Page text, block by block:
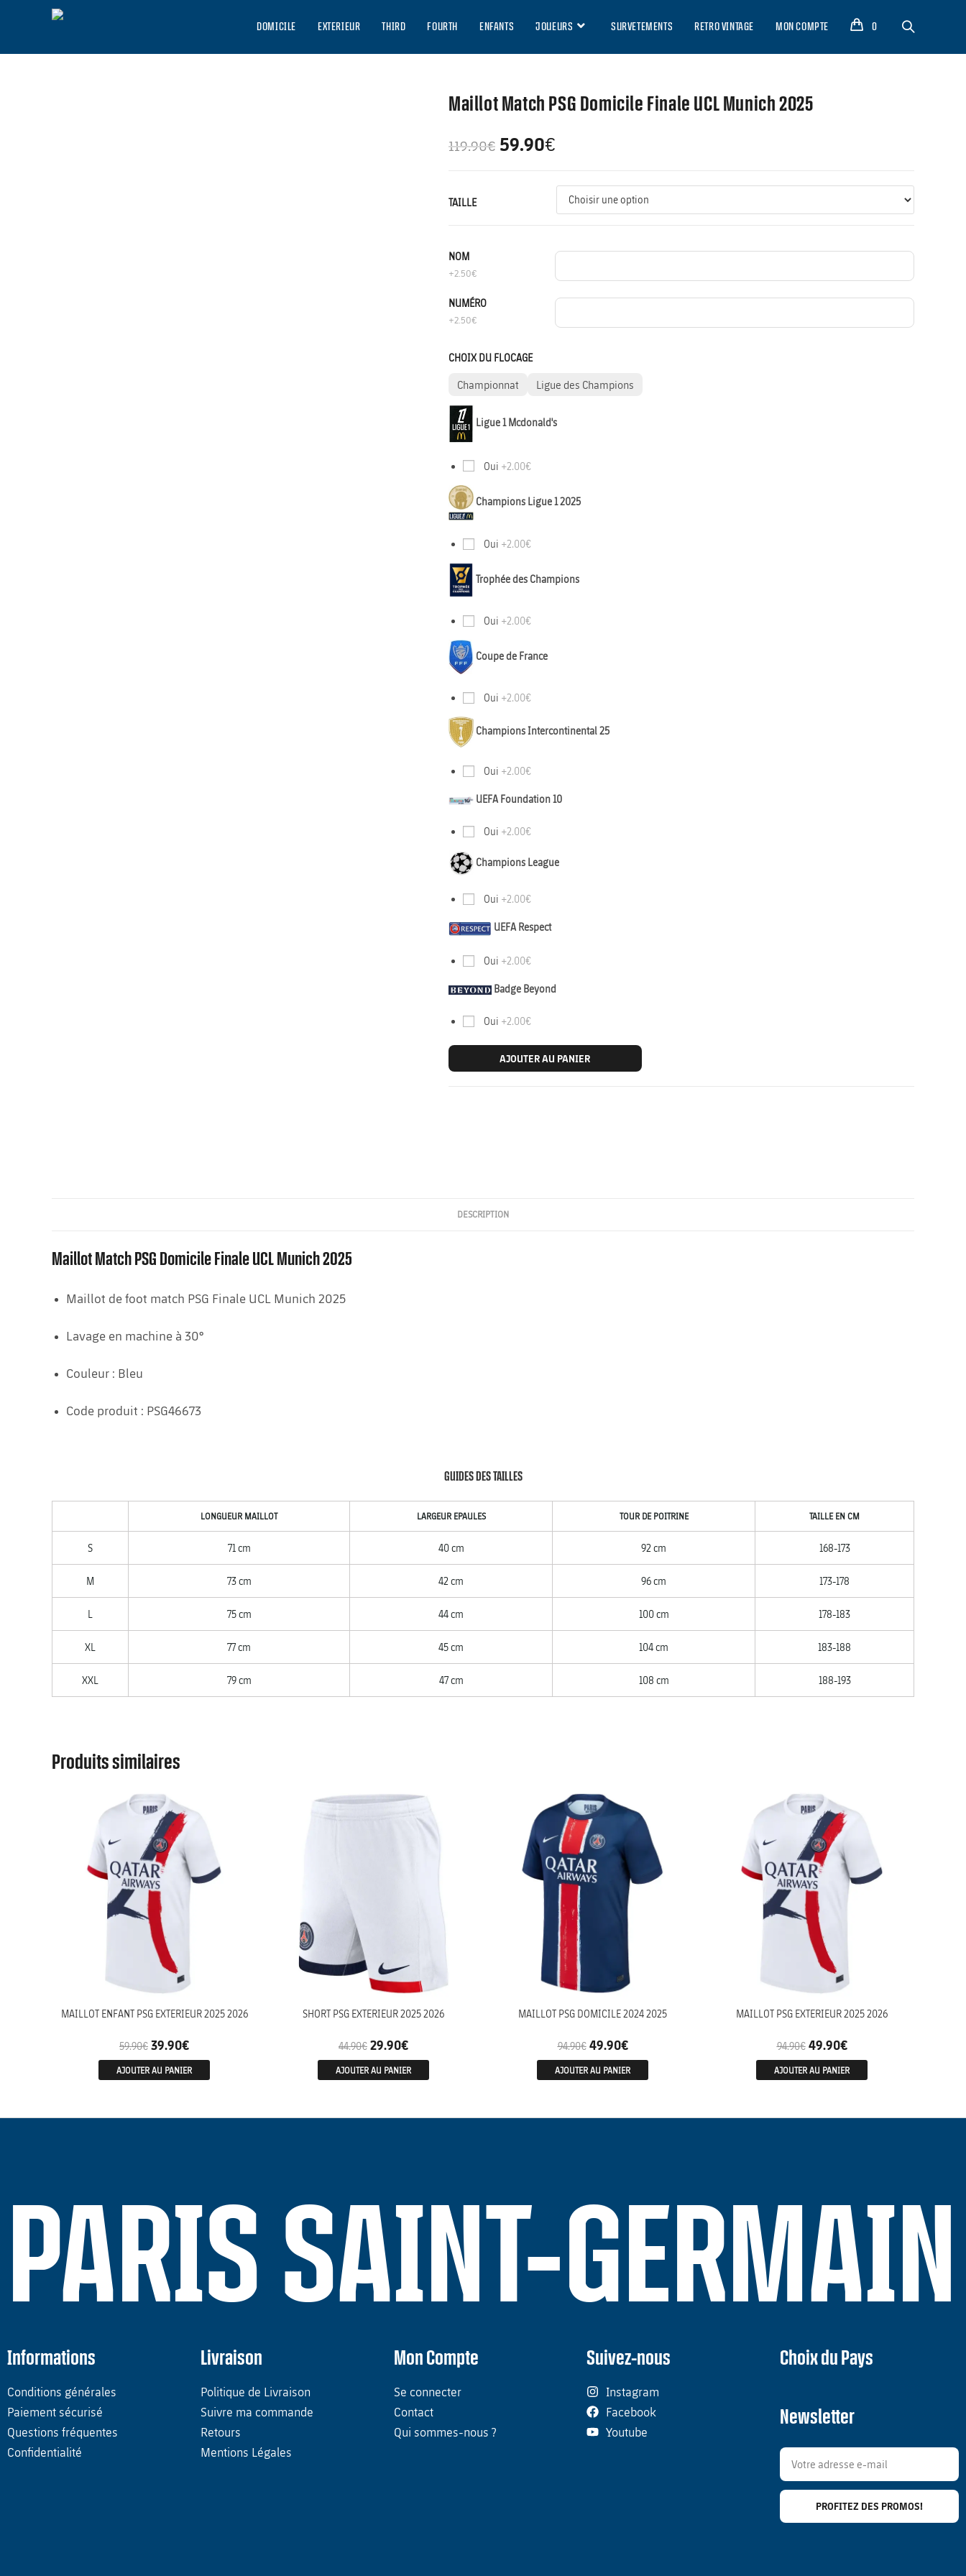
DOMICILE EXTERIEUR THIRD FOURTH ENFANTS JOUEURS SURVETEMENTS RETRO VINTAGE MON COMPTE 0
Maillot Match PSG Domicile Finale UCL Munich 2025
119.90€ 59.90€
TAILLE
NOM
+2.50€
NUMÉRO
+2.50€
CHOIX DU FLOCAGE
Championnat Ligue des Champions
Ligue 1 Mcdonald's
Oui +2.00€
Champions Ligue 1 2025
Oui +2.00€
Trophée des Champions
Oui +2.00€
Coupe de France
Oui +2.00€
Champions Intercontinental 25
Oui +2.00€
UEFA Foundation 10
Oui +2.00€
Champions League
Oui +2.00€
UEFA Respect
Oui +2.00€
Badge Beyond
Oui +2.00€
AJOUTER AU PANIER
DESCRIPTION
Maillot Match PSG Domicile Finale UCL Munich 2025
Maillot de foot match PSG Finale UCL Munich 2025
Lavage en machine à 30°
Couleur : Bleu
Code produit : PSG46673
GUIDES DES TAILLES
LONGUEUR MAILLOT LARGEUR EPAULES TOUR DE POITRINE TAILLE EN CM
S 71 cm 40 cm 92 cm 168-173
M 73 cm 42 cm 96 cm 173-178
L 75 cm 44 cm 100 cm 178-183
XL 77 cm 45 cm 104 cm 183-188
XXL 79 cm 47 cm 108 cm 188-193
Produits similaires
MAILLOT ENFANT PSG EXTERIEUR 2025 2026
59.90€ 39.90€
AJOUTER AU PANIER
SHORT PSG EXTERIEUR 2025 2026
44.90€ 29.90€
AJOUTER AU PANIER
MAILLOT PSG DOMICILE 2024 2025
94.90€ 49.90€
AJOUTER AU PANIER
MAILLOT PSG EXTERIEUR 2025 2026
94.90€ 49.90€
AJOUTER AU PANIER
PARIS SAINT-GERMAIN
Informations
Conditions générales
Paiement sécurisé
Questions fréquentes
Confidentialité
Livraison
Politique de Livraison
Suivre ma commande
Retours
Mentions Légales
Mon Compte
Se connecter
Contact
Qui sommes-nous ?
Suivez-nous
Instagram
Facebook
Youtube
Choix du Pays
Newsletter
PROFITEZ DES PROMOS!